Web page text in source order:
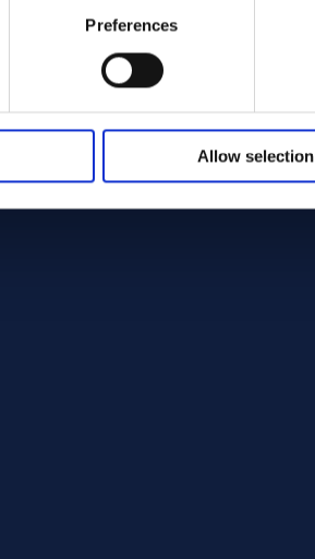
Preferences
Allow selection